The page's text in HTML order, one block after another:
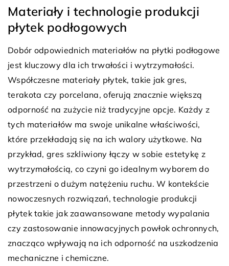
Materiały i technologie produkcji
płytek podłogowych
Dobór odpowiednich materiałów na płytki podłogowe
jest kluczowy dla ich trwałości i wytrzymałości.
Współczesne materiały płytek, takie jak gres,
terakota czy porcelana, oferują znacznie większą
odporność na zużycie niż tradycyjne opcje. Każdy z
tych materiałów ma swoje unikalne właściwości,
które przekładają się na ich walory użytkowe. Na
przykład, gres szkliwiony łączy w sobie estetykę z
wytrzymałością, co czyni go idealnym wyborem do
przestrzeni o dużym natężeniu ruchu. W kontekście
nowoczesnych rozwiązań, technologie produkcji
płytek takie jak zaawansowane metody wypalania
czy zastosowanie innowacyjnych powłok ochronnych,
znacząco wpływają na ich odporność na uszkodzenia
mechaniczne i chemiczne.